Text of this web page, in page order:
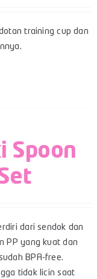
training cup dan
Spoon
dari sendok dan
PP yang kuat dan
BPA-free.
tidak licin saat